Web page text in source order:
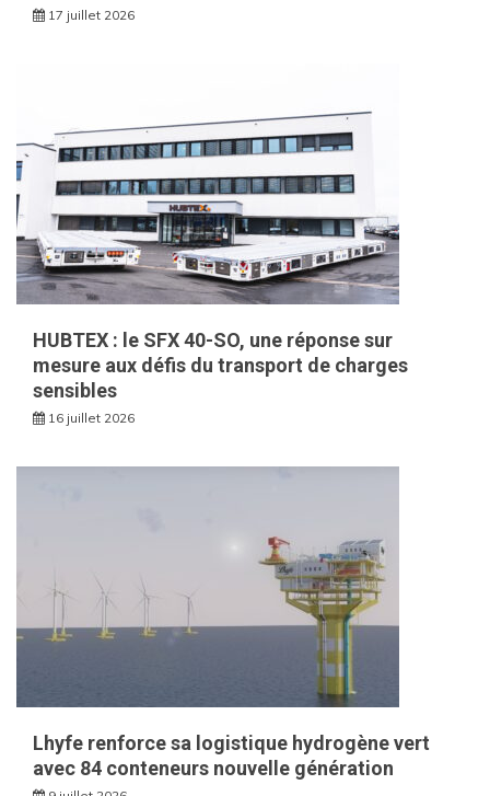
17 juillet 2026
HUBTEX : le SFX 40-SO, une réponse sur
mesure aux défis du transport de charges
sensibles
16 juillet 2026
Lhyfe renforce sa logistique hydrogène vert
avec 84 conteneurs nouvelle génération